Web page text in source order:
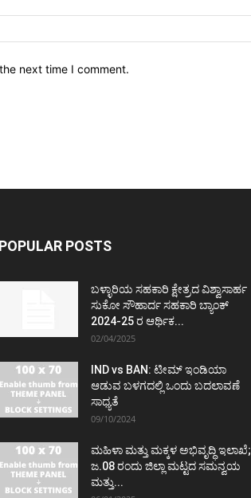
next time I comment.
POPULAR POSTS
ಬಳ್ಳಾರಿಯ ಸಹಕಾರಿ ಕ್ಷೇತ್ರದ ವಿಶ್ವಾಸಾರ್ಹ
ಸುಕೋ ಸೌಹಾರ್ದ ಸಹಕಾರಿ ಬ್ಯಾಂಕ್
2024-25 ರ ಆರ್ಥಿಕ...
02/04/2025
IND vs BAN: ಟೀಮ್ ಇಂಡಿಯಾ
ಆಡುವ ಬಳಗದಲ್ಲಿ ಒಂದು ಬದಲಾವಣೆ
ಸಾಧ್ಯತೆ
09/10/2024
ಮಹಿಳಾ ಮತ್ತು ಮಕ್ಕಳ ಅಭಿವೃದ್ಧಿ ಇಲಾಖೆ;
ಜ.08 ರಂದು ಜಿಲ್ಲಾ ಮಟ್ಟದ ಸಮನ್ವಯ
ಮತ್ತು...